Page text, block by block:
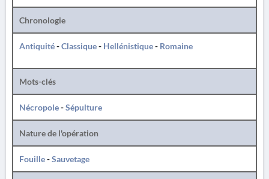
Chronologie
Antiquité-Classique- Hellénistique- Romaine
Mots-clés
Nécropole-Sépulture
Nature de l'opération
Fouille-Sauvetage